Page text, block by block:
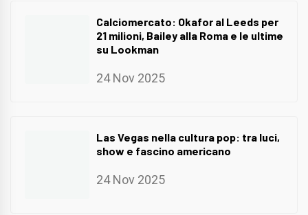
Calciomercato: Okafor al Leeds per
21 milioni, Bailey alla Roma e le ultime
su Lookman
24 Nov 2025
Las Vegas nella cultura pop: tra luci,
show e fascino americano
24 Nov 2025